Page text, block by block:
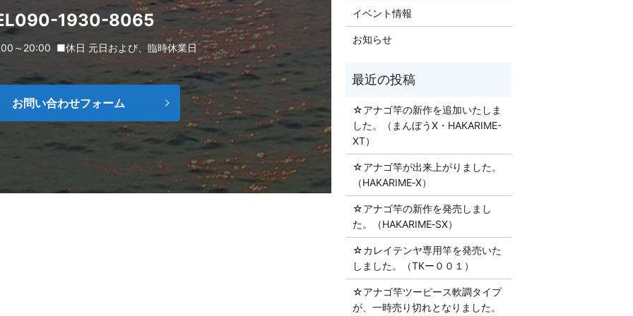
1930-8065
～20:00 ■休日 元日および、臨時休業日
お問い合わせフォーム
イベント情報
お知らせ
☆アナゴ竿の新作を追加いたしま
した。（まんぼうX・HAKARIME-
XT）
☆アナゴ竿が出来上がりました。
（HAKARIME‐X）
☆アナゴ竿の新作を発売しまし
た。（HAKARIME‐SX）
☆カレイテンヤ専用竿を発売いた
しました。（TKー００１）
☆アナゴ竿ツーピース軟調タイプ
が、一時売り切れとなりました。